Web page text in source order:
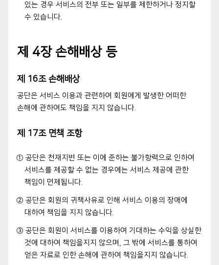
있는 경우 서비스의 전부 또는 일부를 제한하거나 정지할
수 있습니다.
제 4장 손해배상 등
제 16조 손해배상
공단은 서비스 이용과 관련하여 회원에게 발생한 어떠한
손해에 관하여도 책임을 지지 않습니다.
제 17조 면책 조항
① 공단은 천재지변 또는 이에 준하는 불가항력으로 인하여
서비스를 제공할 수 없는 경우에는 서비스 제공에 관한
책임이 면제됩니다.
② 공단은 회원의 귀책사유로 인해 서비스 이용의 장애에
대하여 책임을 지지 않습니다.
③ 공단은 회원이 서비스를 이용하여 기대하는 수익을 상실한
것에 대하여 책임을지지 않으며, 그 밖에 서비스를 통하여
얻은 자료로 인한 손해에 관하여 책임을지지 않습니다.